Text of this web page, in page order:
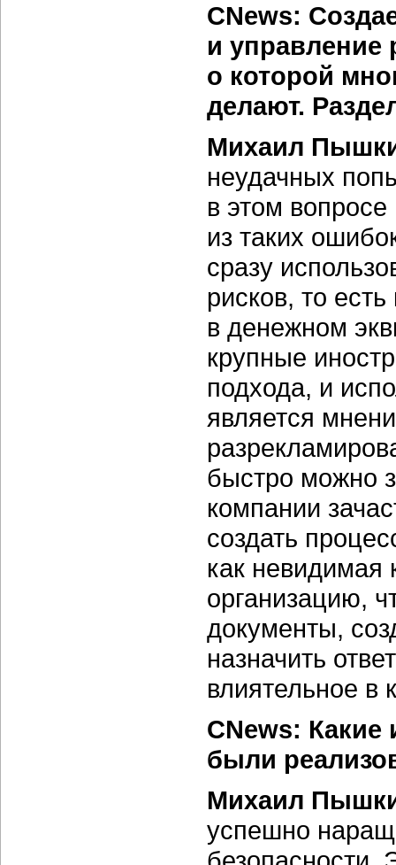
CNews:
и управление
о которой
делают.
Михаил
неудачных
в этом
из таких
сразу
рисков, то
в денежном
крупные
подхода, и
является
быстро можно
компании
создать
как невидимая
организацию,
документы,
назначить
влиятельное в
CNews:
были
Михаил
успешно